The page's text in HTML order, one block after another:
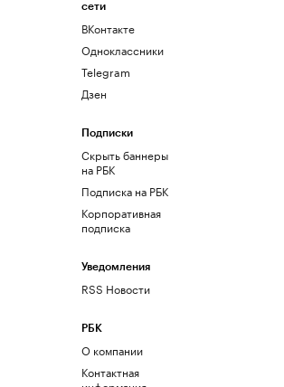
сети
ВКонтакте
Одноклассники
Telegram
Дзен
Подписки
Скрыть баннеры
на РБК
Подписка на РБК
Корпоративная
подписка
Уведомления
RSS Новости
РБК
О компании
Контактная